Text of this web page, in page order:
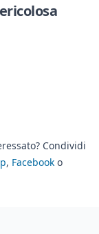
Condividi
, Facebook o